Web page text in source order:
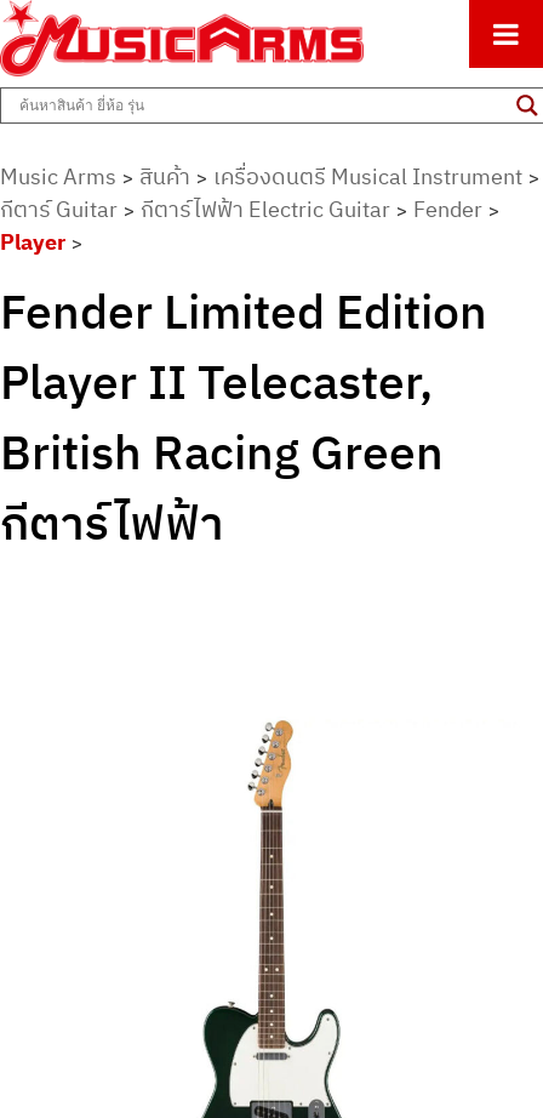
Music Arms
ศูนย์รวมครื่องดนตรีทุกชนิด ตั้งแต่เริ่มต้นถึงมืออาชีพ
Music Arms > สินค้า > เครื่องดนตรี Musical Instrument >
กีตาร์ Guitar > กีตาร์ไฟฟ้า Electric Guitar > Fender >
Player >
Fender Limited Edition
Player II Telecaster,
British Racing Green
กีตาร์ไฟฟ้า